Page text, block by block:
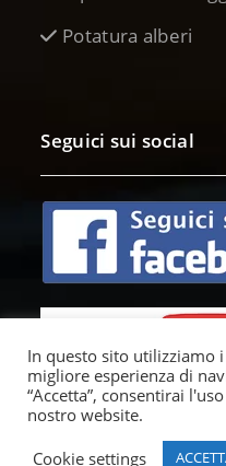
Potatura alberi
Seguici sui social
In questo sito utilizziamo
migliore esperienza di
“Accetta”, consentirai
nostro website.
Cookie settings